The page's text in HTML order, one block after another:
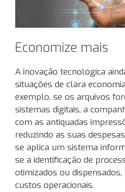
Economize mais
A inovação tecnológica
situações de clara
exemplo, se os arquivos
sistemas digitais, a
com as antiquadas
reduzindo as suas
se aplica um sistema
se a identificação de
otimizados ou
custos operacionais.